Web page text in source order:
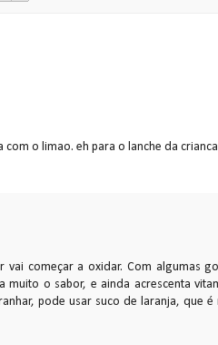
o limao. eh para o lanche da
começar a oxidar. Com algumas
o sabor, e ainda acrescenta
pode usar suco de laranja, que é